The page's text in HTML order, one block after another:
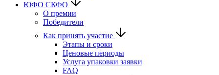
ЮФО СКФО
О премии
Победители
Как принять участие
Этапы и сроки
Ценовые периоды
Услуга упаковки заявки
FAQ